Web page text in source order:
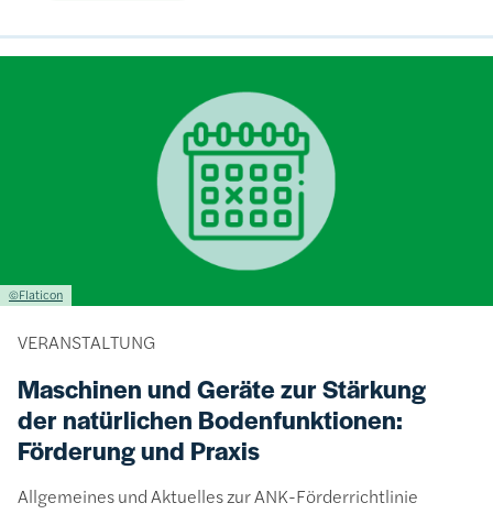
Lizenzinformationen einschließlich Urheberrecht
©Flaticon
VERANSTALTUNG
Maschinen und Geräte zur Stärkung
der natürlichen Bodenfunktionen:
Förderung und Praxis
Allgemeines und Aktuelles zur ANK-Förderrichtlinie